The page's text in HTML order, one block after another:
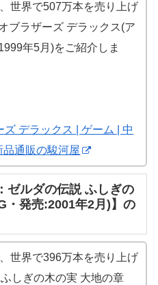
世界で507万本を売り上げ
ブラザーズ デラックス(ア
年5月)をご紹介しま
ズ デラックス | ゲーム | 中
品通販の駿河屋
ゼルダの伝説 ふしぎの
・発売:2001年2月)】の
世界で396万本を売り上げ
しぎの木の実 大地の章